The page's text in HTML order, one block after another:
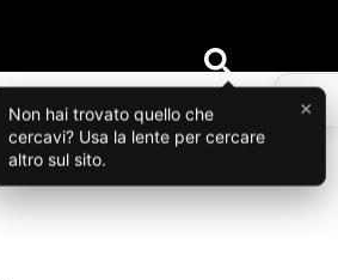
Non hai trovato quello che
cercavi? Usa la lente per cercare
altro sul sito.
×